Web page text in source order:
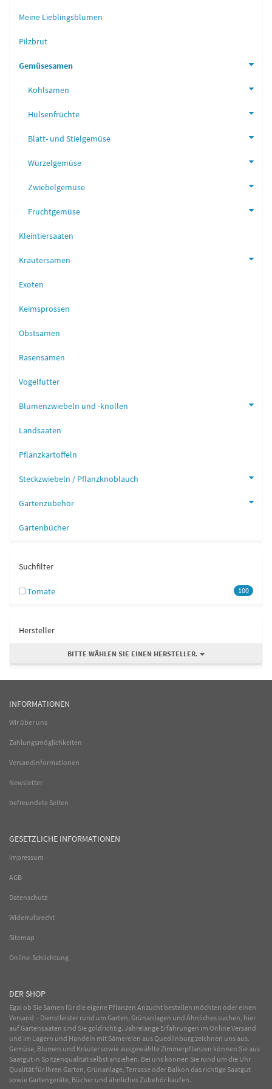
Meine Lieblingsblumen
Pilzbrut
Gemüsesamen
Kohlsamen
Hülsenfrüchte
Blatt- und Stielgemüse
Wurzelgemüse
Zwiebelgemüse
Fruchtgemüse
Kleintiersaaten
Kräutersamen
Exoten
Keimsprossen
Obstsamen
Rasensamen
Vogelfutter
Blumenzwiebeln und -knollen
Landsaaten
Pflanzkartoffeln
Steckzwiebeln / Pflanzknoblauch
Gartenzubehör
Gartenbücher
Suchfilter
100
Tomate
Hersteller
BITTE WÄHLEN SIE EINEN HERSTELLER.
INFORMATIONEN
Wir über uns
Zahlungsmöglichkeiten
Versandinformationen
Newsletter
befreundete Seiten
GESETZLICHE INFORMATIONEN
Impressum
AGB
Datenschutz
Widerrufsrecht
Sitemap
Online-Schlichtung
DER SHOP
Egal ob Sie Samen für die eigene Pflanzen Anzucht bestellen möchten oder einen
Versand - Dienstleister rund um Garten, Grünanlagen und Ähnliches suchen, hier
auf Gartensaaten sind Sie goldrichtig. Jahrelange Erfahrungen im OnlineVersand
und im Lagern und Handeln mit Sämereien aus Quedlinburg zeichnen uns aus.
Gemüse, Blumen und Kräuter sowie ausgewählteZimmerpflanzen können Sie aus
Saatgut in Spitzenqualität selbst anziehen. Bei uns können Sie rund um die Uhr
Qualität für Ihren Garten, Grünanlage, Terrasse oder Balkon das richtige Saatgut
sowie Gartengeräte, Bücher und ähnliches Zubehör kaufen.